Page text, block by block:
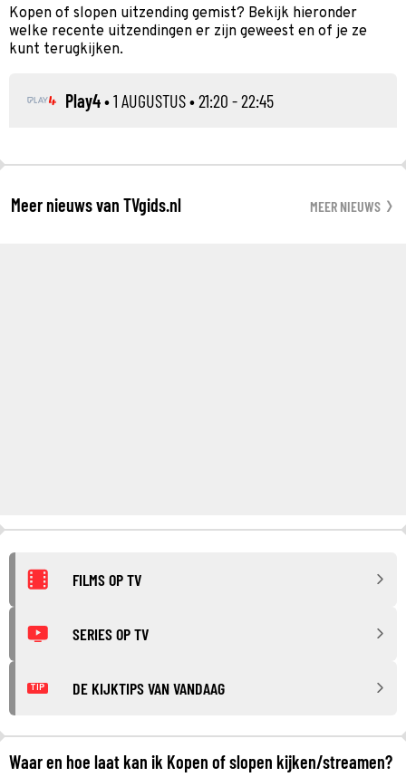
Kopen of slopen uitzending gemist? Bekijk hieronder
welke recente uitzendingen er zijn geweest en of je ze
kunt terugkijken.
Play4•1 AUGUSTUS• 21:20 - 22:45
Meer nieuws van TVgids.nl MEER NIEUWS
FILMS OP TV
SERIES OP TV
TIP DE KIJKTIPS VAN VANDAAG
Waar en hoe laat kan ik Kopen of slopen kijken/streamen?